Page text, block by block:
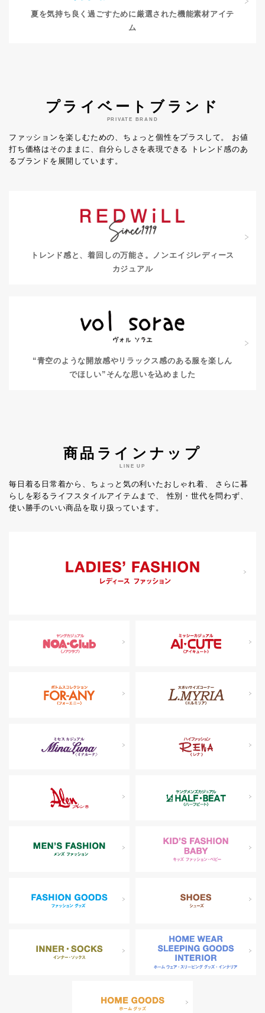
夏を気持ち良く過ごすために 厳選された機能素材アイテ
ム
プライベートブランド
PRIVATE BRAND
ファッションを楽しむための、ちょっと個性をプラスして。
お値
打ち価格はそのままに、自分らしさを表現できる
トレンド感のあ
るブランドを展開しています。
トレンド感と、着回しの万能さ。
ノンエイジレディース
カジュアル
“青空のような開放感やリラックス感のある服を楽しん
でほしい” そんな思いを込めました
商品ラインナップ
LINE UP
毎日着る日常着から、ちょっと気の利いたおしゃれ着、
さらに暮
らしを彩るライフスタイルアイテムまで、
性別・世代を問わず、
使い勝手のいい商品を取り扱っています。